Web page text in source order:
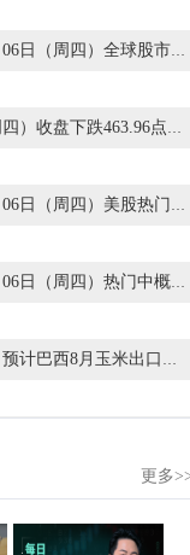
金十图示：2026年08月06日（周四）全球股市指数-美洲市场（收盘）
道琼斯指数8月6日（周四）收盘下跌463.96点，跌幅0.85%，报53885.16点；标普500指数8月6日（周四）收盘下跌13.55点，跌幅0.18%，报7710.00点；纳斯达克综合指数8月6日（周四）收盘下跌15.09点，跌幅0.06%，报26348.35点。
金十图示：2026年08月06日（周四）美股热门股票行情一览（美股收盘）
金十图示：2026年08月06日（周四）热门中概股行情一览（美股收盘）
巴西谷物出口商协会：预计巴西8月玉米出口量将达到408万吨，低于去年同期的734万吨。
更多